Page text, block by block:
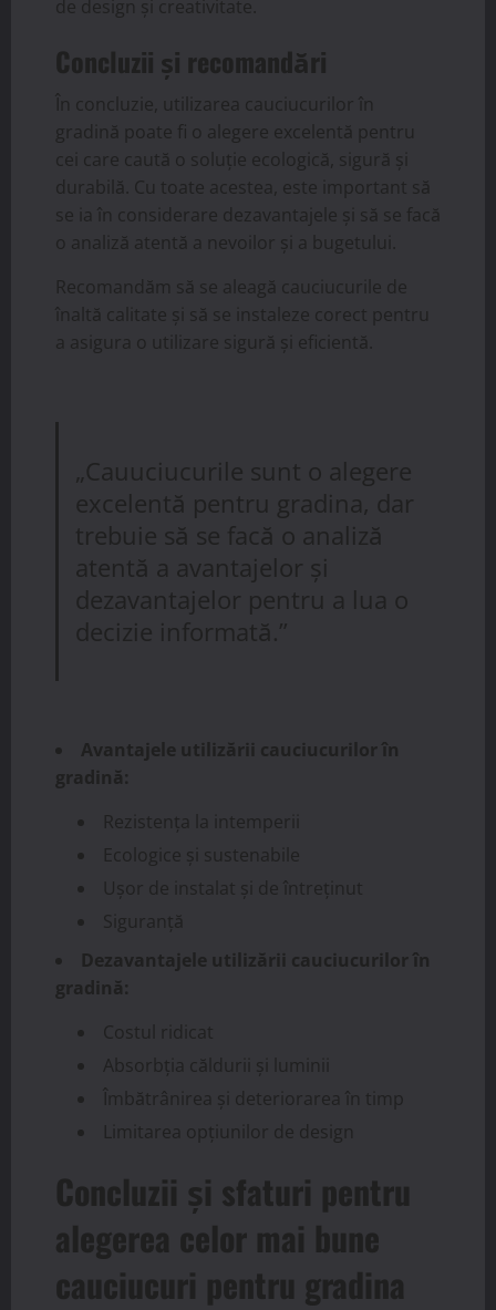
de design și creativitate.
Concluzii și recomandări
În concluzie, utilizarea cauciucurilor în
gradină poate fi o alegere excelentă pentru
cei care caută o soluție ecologică, sigură și
durabilă. Cu toate acestea, este important să
se ia în considerare dezavantajele și să se facă
o analiză atentă a nevoilor și a bugetului.
Recomandăm să se aleagă cauciucurile de
înaltă calitate și să se instaleze corect pentru
a asigura o utilizare sigură și eficientă.
„Cauuciucurile sunt o alegere
excelentă pentru gradina, dar
trebuie să se facă o analiză
atentă a avantajelor și
dezavantajelor pentru a lua o
decizie informată.”
Avantajele utilizării cauciucurilor în
gradină:
Rezistența la intemperii
Ecologice și sustenabile
Ușor de instalat și de întreținut
Siguranță
Dezavantajele utilizării cauciucurilor în
gradină:
Costul ridicat
Absorbția căldurii și luminii
Îmbătrânirea și deteriorarea în timp
Limitarea opțiunilor de design
Concluzii și sfaturi pentru
alegerea celor mai bune
cauciucuri pentru gradina